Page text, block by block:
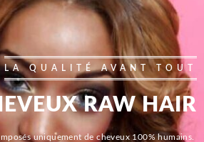
LA QUALITÉ AVANT TOUT
RAW HAIR
uniquement de cheveux 100% humains.